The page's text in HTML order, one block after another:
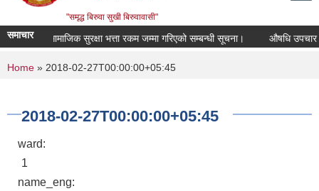
"समृद्ध बिरुवा सुखी बिरुवावासी"
समाचार सामाजिक सुरक्षा भत्ता रकम जम्मा गरिएको सम्बन्धी सूचना। औषधि उपचार
You are here
Home » 2018-02-27T00:00:00+05:45
2018-02-27T00:00:00+05:45
ward:
1
name_eng: